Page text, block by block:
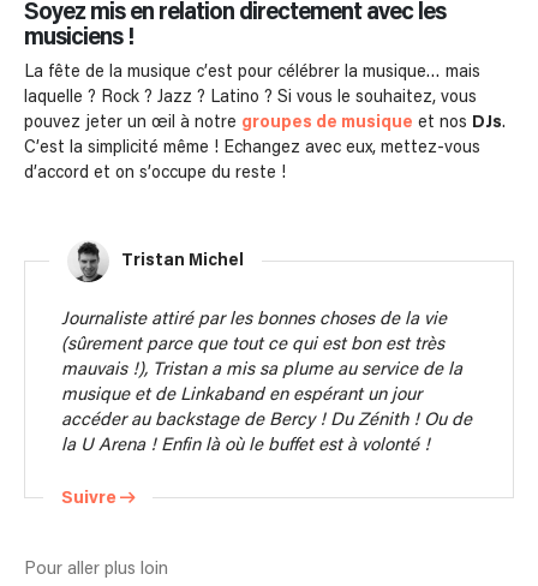
Soyez mis en relation directement avec les
musiciens !
La fête de la musique c’est pour célébrer la musique… mais
laquelle ? Rock ? Jazz ? Latino ? Si vous le souhaitez, vous
pouvez jeter un œil à notre groupes de musique et nos DJs.
C’est la simplicité même ! Echangez avec eux, mettez-vous
d’accord et on s’occupe du reste !
Tristan Michel
Journaliste attiré par les bonnes choses de la vie
(sûrement parce que tout ce qui est bon est très
mauvais !), Tristan a mis sa plume au service de la
musique et de Linkaband en espérant un jour
accéder au backstage de Bercy ! Du Zénith ! Ou de
la U Arena ! Enfin là où le buffet est à volonté !
Suivre
Pour aller plus loin